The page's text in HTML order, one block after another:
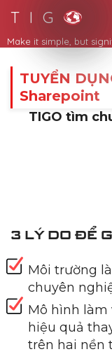
T I G
Make it simple, but
TUYỂN
Sharepoint
TIGO tìm
3 LÝ DO ĐỂ
Môi trường
chuyên
Mô hình làm
hiệu quả
trên hai nền